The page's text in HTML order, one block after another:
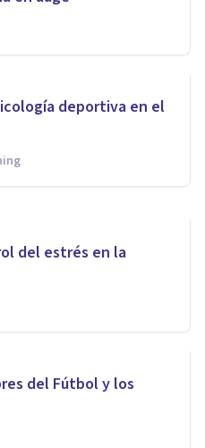
deportiva en el
del estrés en la
del Fútbol y los